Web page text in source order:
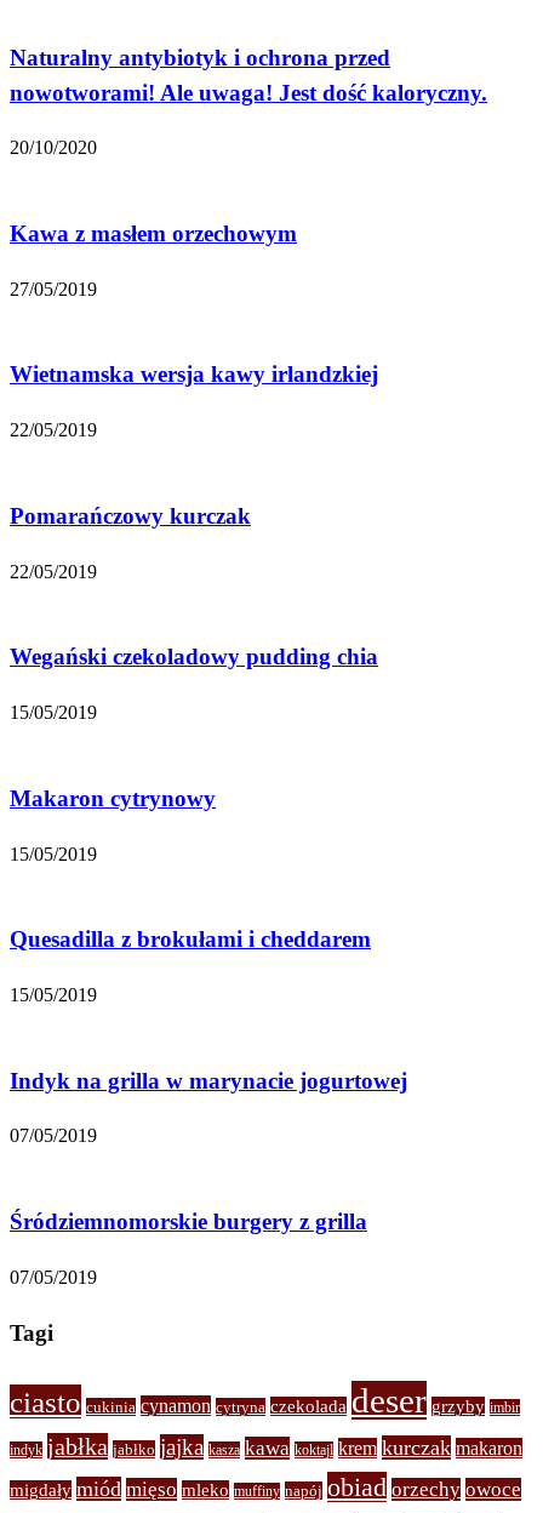
Naturalny antybiotyk i ochrona przed
nowotworami! Ale uwaga! Jest dość kaloryczny.
20/10/2020
Kawa z masłem orzechowym
27/05/2019
Wietnamska wersja kawy irlandzkiej
22/05/2019
Pomarańczowy kurczak
22/05/2019
Wegański czekoladowy pudding chia
15/05/2019
Makaron cytrynowy
15/05/2019
Quesadilla z brokułami i cheddarem
15/05/2019
Indyk na grilla w marynacie jogurtowej
07/05/2019
Śródziemnomorskie burgery z grilla
07/05/2019
Tagi
ciasto cukinia cynamon cytryna czekolada deser grzyby imbir
indyk jabłka jabłko jajka kasza kawa koktajl krem kurczak makaron
migdały miód mięso mleko muffiny napój obiad orzechy owoce